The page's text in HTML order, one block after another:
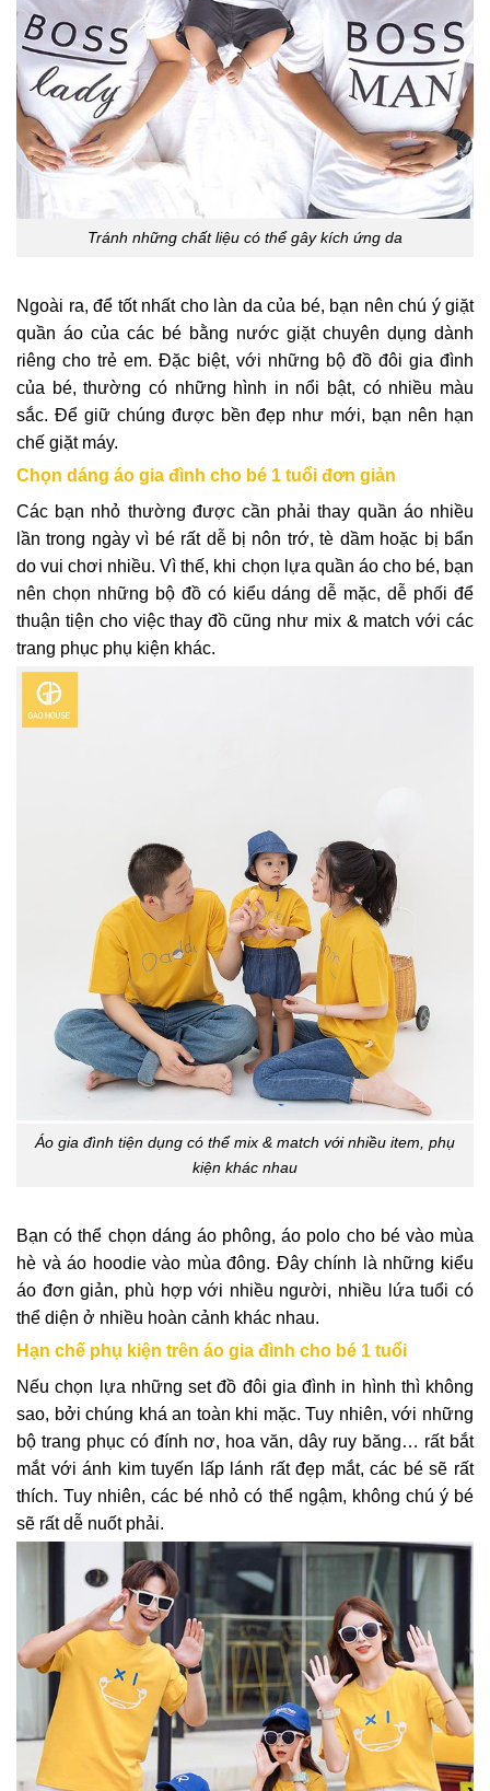
Tránh những chất liệu có thể gây kích ứng da
Ngoài ra, để tốt nhất cho làn da của bé, bạn nên chú ý giặt
quần áo của các bé bằng nước giặt chuyên dụng dành
riêng cho trẻ em. Đặc biệt, với những bộ đồ đôi gia đình
của bé, thường có những hình in nổi bật, có nhiều màu
sắc. Để giữ chúng được bền đẹp như mới, bạn nên hạn
chế giặt máy.
Chọn dáng áo gia đình cho bé 1 tuổi đơn giản
Các bạn nhỏ thường được cần phải thay quần áo nhiều
lần trong ngày vì bé rất dễ bị nôn trớ, tè dầm hoặc bị bẩn
do vui chơi nhiều. Vì thế, khi chọn lựa quần áo cho bé, bạn
nên chọn những bộ đồ có kiểu dáng dễ mặc, dễ phối để
thuận tiện cho việc thay đồ cũng như mix & match với các
trang phục phụ kiện khác.
Áo gia đình tiện dụng có thể mix & match với nhiều item, phụ
kiện khác nhau
Bạn có thể chọn dáng áo phông, áo polo cho bé vào mùa
hè và áo hoodie vào mùa đông. Đây chính là những kiểu
áo đơn giản, phù hợp với nhiều người, nhiều lứa tuổi có
thể diện ở nhiều hoàn cảnh khác nhau.
Hạn chế phụ kiện trên áo gia đình cho bé 1 tuổi
Nếu chọn lựa những set đồ đôi gia đình in hình thì không
sao, bởi chúng khá an toàn khi mặc. Tuy nhiên, với những
bộ trang phục có đính nơ, hoa văn, dây ruy băng… rất bắt
mắt với ánh kim tuyến lấp lánh rất đẹp mắt, các bé sẽ rất
thích. Tuy nhiên, các bé nhỏ có thể ngậm, không chú ý bé
sẽ rất dễ nuốt phải.